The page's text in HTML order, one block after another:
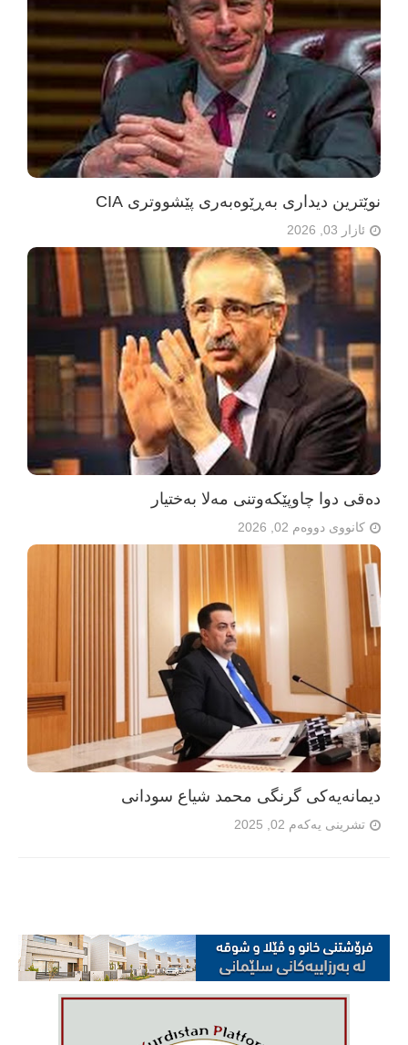
نوێترین دیداری بەڕێوەبەری پێشووتری CIA
ئازار 03, 2026
دەقی دوا چاوپێکەوتنی مەلا بەختیار
کانووی دووەم 02, 2026
دیمانەیەکی گرنگی محمد شیاع سودانی
تشرینی یەکەم 02, 2025